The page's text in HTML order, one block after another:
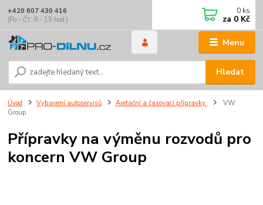
Menu
Hledat
+420 607 430 416
(Po - Čt: 9 - 15 hod.)
0 ks
za 0 Kč
Úvod Vybavení autoservisů Aretační a časovací přípravky
VW
Group
Přípravky na výměnu rozvodů pro
koncern VW Group